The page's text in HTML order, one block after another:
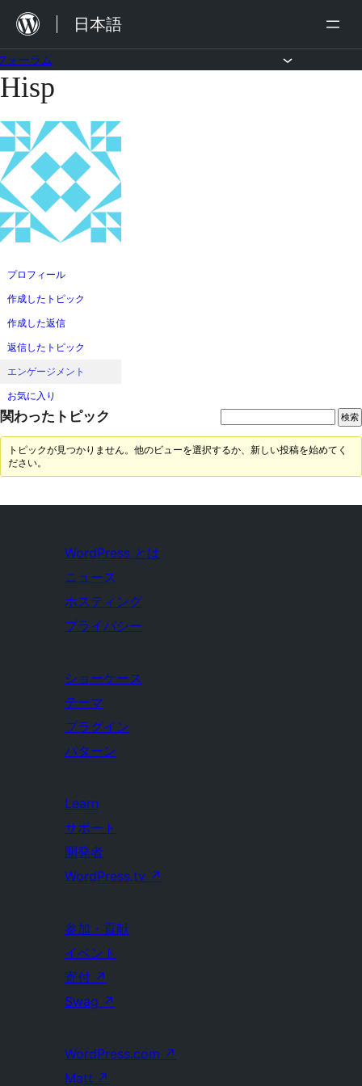
を
ス
ッ
プ
日本語
ォーラム
コ
テ
ン
ツ
へ
ス
ッ
プ
Hisp
プロフィール
作成したトピック
作成した返信
返信したトピック
エンゲージメント
お気に入り
関わったトピック
トピックが見つかりません。他のビューを選択するか、新しい投稿を始めてく
ださい。
WordPress とは
ニュース
ホスティング
プライバシー
ショーケース
テーマ
プラグイン
パターン
Learn
サポート
開発者
WordPress.tv ↗
参加・貢献
イベント
寄付 ↗
Swag ↗
WordPress.com ↗
Matt ↗